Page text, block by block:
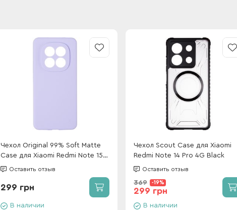
Чехол Original 99% Soft Matte
Case для Xiaomi Redmi Note 15
Pro 4G EU/GL (163mm) Purple
Оставить отзыв
299 грн
В наличии
Чехол Scout Case для Xiaomi
Redmi Note 14 Pro 4G Black
Оставить отзыв
369 -19%
299 грн
В наличии